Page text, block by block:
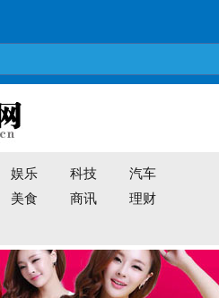
娱乐 科技
汽车
美食 商讯
理财